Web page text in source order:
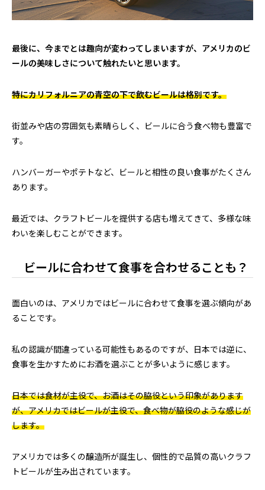
最後に、今までとは趣向が変わってしまいますが、アメリカのビ
ールの美味しさについて触れたいと思います。
特にカリフォルニアの青空の下で飲むビールは格別です。
街並みや店の雰囲気も素晴らしく、ビールに合う食べ物も豊富で
す。
ハンバーガーやポテトなど、ビールと相性の良い食事がたくさん
あります。
最近では、クラフトビールを提供する店も増えてきて、多様な味
わいを楽しむことができます。
ビールに合わせて食事を合わせることも？
面白いのは、アメリカではビールに合わせて食事を選ぶ傾向があ
ることです。
私の認識が間違っている可能性もあるのですが、日本では逆に、
食事を生かすためにお酒を選ぶことが多いように感じます。
日本では食材が主役で、お酒はその脇役という印象があります
が、アメリカではビールが主役で、食べ物が脇役のような感じが
します。
アメリカでは多くの醸造所が誕生し、個性的で品質の高いクラフ
トビールが生み出されています。